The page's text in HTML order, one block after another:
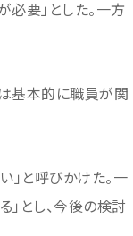
要」とした。一方
基本的に職員が関
」と呼びかけた。一
とし、今後の検討